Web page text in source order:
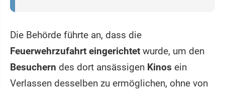
Die Behörde führte an, dass die
Feuerwehrzufahrt eingerichtet wurde, um den
Besuchern des dort ansässigen Kinos ein
Verlassen desselben zu ermöglichen, ohne von